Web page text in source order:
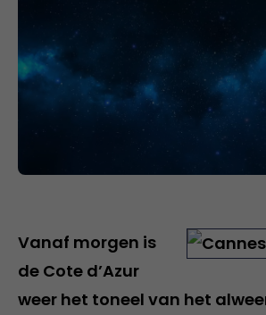
Vanaf morgen is
de Cote d’Azur
weer het toneel van het